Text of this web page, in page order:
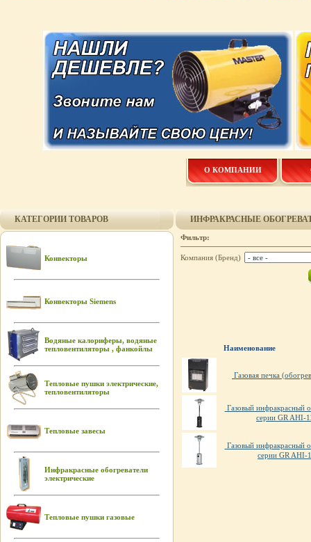
О КОМПАНИИ
КАТЕГОРИИ ТОВАРОВ
Конвекторы
Конвекторы Siemens
Водяные калориферы, водяные
тепловентиляторы , фанкойлы
Тепловые пушки электрические,
тепловентиляторы
Тепловые завесы
Инфракрасные обогреватели
электрические
Тепловые пушки газовые
ИНФРАКРАСНЫЕ
Фильтр:
Компания (Бренд)
Наименование
Газовая печка
Газовый инфракрасный
серии GR AHI-
Газовый инфракрасный
серии GR AHI-